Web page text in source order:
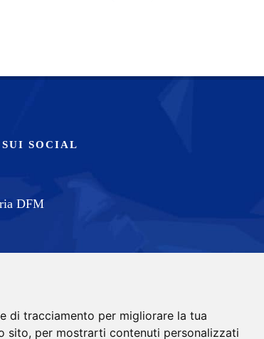
di tracciamento per migliorare la tua
sito, per mostrarti contenuti personalizzati
SOCIAL
DFM